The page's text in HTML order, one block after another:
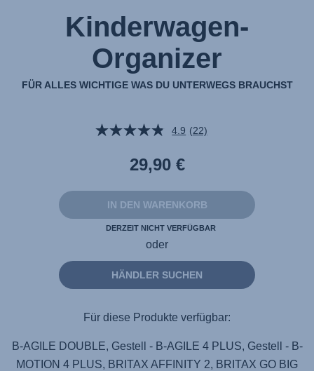
Kinderwagen-
Organizer
FÜR ALLES WICHTIGE WAS DU UNTERWEGS BRAUCHST
4.9 22
derselben
Seite.
(22)
29,90 €
IN DEN WARENKORB
DERZEIT NICHT VERFÜGBAR
oder
HÄNDLER SUCHEN
Für diese Produkte verfügbar:
B-AGILE DOUBLE, Gestell - B-AGILE 4 PLUS, Gestell - B-
MOTION 4 PLUS, BRITAX AFFINITY 2, BRITAX GO BIG